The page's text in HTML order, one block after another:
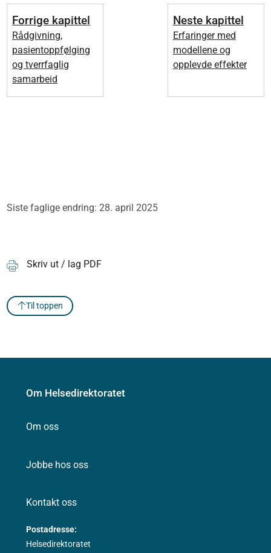
Forrige kapittel
Rådgivning,
pasientoppfølging
og tverrfaglig
samarbeid
Neste kapittel
Erfaringer med
modellene og
opplevde effekter
Siste faglige endring: 28. april 2025
Skriv ut / lag PDF
Til toppen
Om Helsedirektoratet
Om oss
Jobbe hos oss
Kontakt oss
Postadresse:
Helsedirektoratet